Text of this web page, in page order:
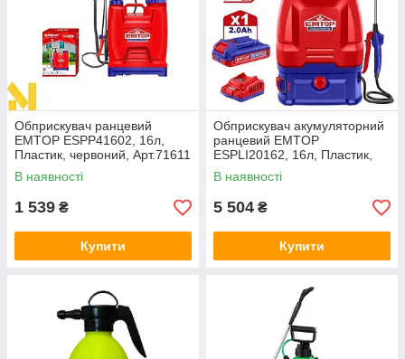
Обприскувач ранцевий
EMTOP ESPP41602, 16л,
Пластик, червоний, Арт.71611
В наявності
1 539 ₴
Купити
Обприскувач акумуляторний
ранцевий EMTOP
ESPLI20162, 16л, Пластик,
червоний, Арт.71639
В наявності
5 504 ₴
Купити